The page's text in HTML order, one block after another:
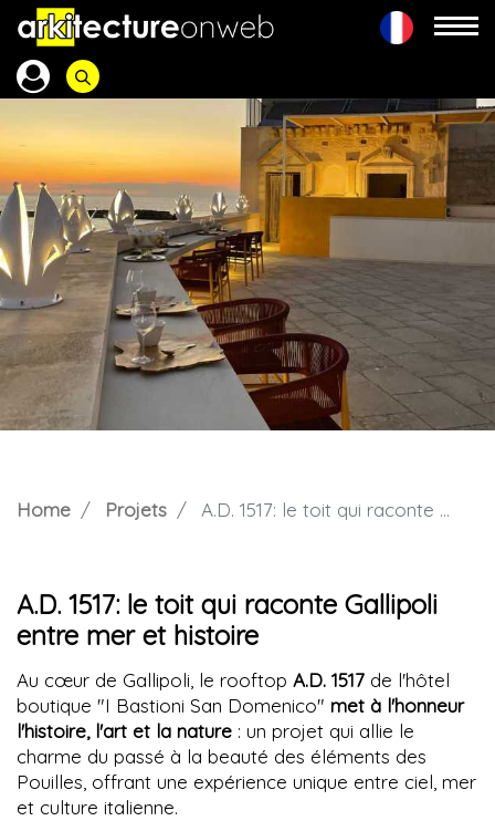
Home Projets A.D. 1517: le toit qui raconte Gallipoli entre mer et histoire
A.D. 1517: le toit qui raconte Gallipoli
entre mer et histoire
Au cœur de Gallipoli, le rooftop A.D. 1517 de l'hôtel
boutique "I Bastioni San Domenico" met à l'honneur
l'histoire, l'art et la nature : un projet qui allie le
charme du passé à la beauté des éléments des
Pouilles, offrant une expérience unique entre ciel, mer
et culture italienne.